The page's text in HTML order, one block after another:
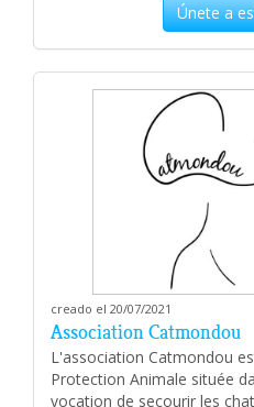
Únete a
creado el 20/07/2021
Association Catmondou
L'association Catmondou
Protection Animale située
vocation de secourir les